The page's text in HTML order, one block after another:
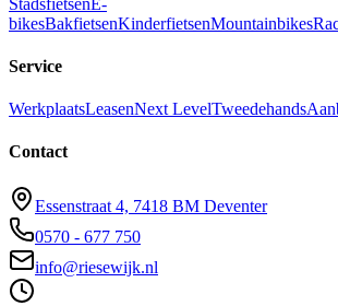
bikesBakfietsenKinderfietsenMountainbikes
Service
WerkplaatsLeasenNext LevelTweedehands
Contact
Essenstraat 4, 7418 BM Deventer
0570 - 677 750
info@riesewijk.nl